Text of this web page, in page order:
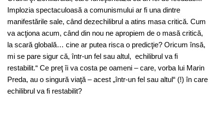
Implozia spectaculoasă a comunismului ar fi una dintre
manifestările sale, când dezechilibrul a atins masa critică. Cum
va acţiona acum, când din nou ne apropiem de o masă critică,
la scară globală… cine ar putea risca o predicţie? Oricum însă,
mi se pare sigur că, într-un fel sau altul, echilibrul va fi
restabilit.“ Ce preţ îi va costa pe oameni – care, vorba lui Marin
Preda, au o singură viaţă – acest „într-un fel sau altul“ (!) în care
echilibrul va fi restabilit?